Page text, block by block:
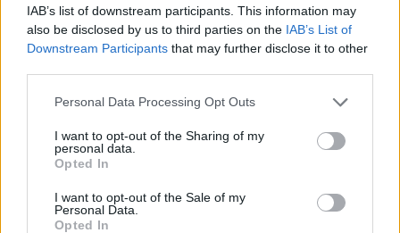
IAB’s list of downstream participants. This information may
also be disclosed by us to third parties on the IAB’s List of
Downstream Participants that may further disclose it to other
Personal Data Processing Opt Outs
I want to opt-out of the Sharing of my
personal data.
Opted In
I want to opt-out of the Sale of my
Personal Data.
Opted In
Grupo de acción local
Mapa de recursos